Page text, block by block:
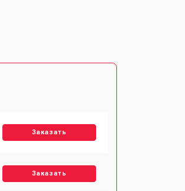
Заказать
Заказать